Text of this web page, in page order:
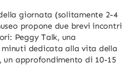
giornata (solitamente 2-4
propone due brevi incontri
Peggy Talk, una
minuti dedicata alla vita della
un approfondimento di 10-15